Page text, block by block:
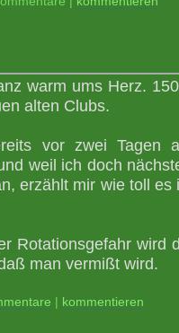
warm ums Herz.
alten Clubs.
vor zwei Tagen
weil ich doch
erzählt mir wie toll
Rotationsgefahr wird
man vermißt wird.
kommentieren